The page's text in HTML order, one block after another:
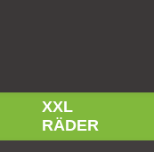
XXL
RÄDER